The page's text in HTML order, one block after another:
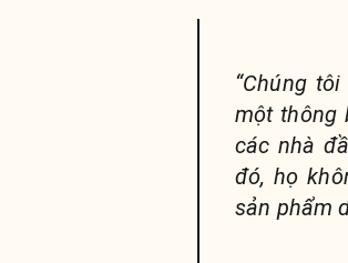
“Chúng
một thông
các nhà
đó, họ
sản phẩm